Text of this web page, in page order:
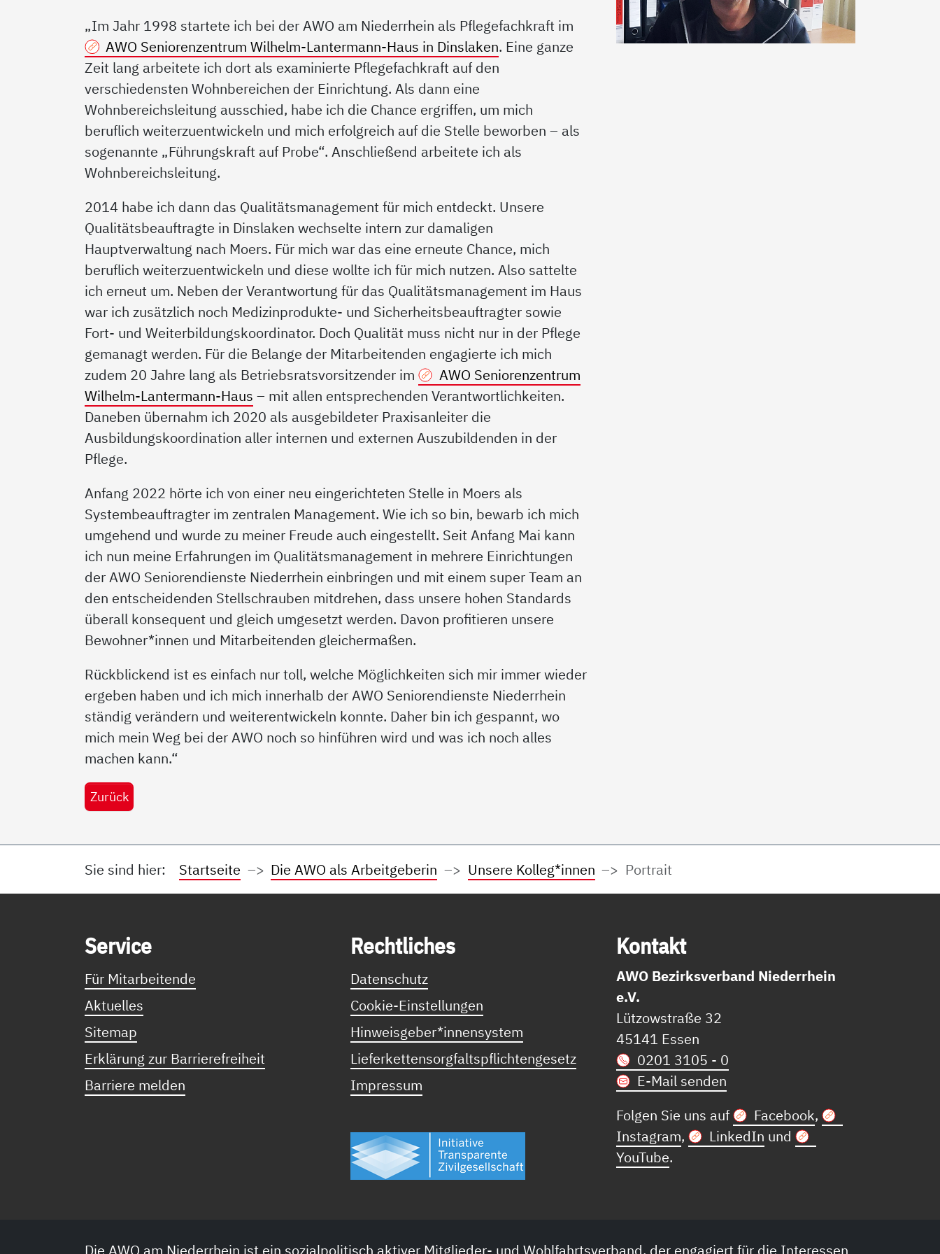
„Im Jahr 1998 startete ich bei der AWO am Niederrhein als Pflegefachkraft im
AWO Seniorenzentrum Wilhelm-Lantermann-Haus in Dinslaken. Eine ganze
Zeit lang arbeitete ich dort als examinierte Pflegefachkraft auf den
verschiedensten Wohnbereichen der Einrichtung. Als dann eine
Wohnbereichsleitung ausschied, habe ich die Chance ergriffen, um mich
beruflich weiterzuentwickeln und mich erfolgreich auf die Stelle beworben – als
sogenannte „Führungskraft auf Probe“. Anschließend arbeitete ich als
Wohnbereichsleitung.
2014 habe ich dann das Qualitätsmanagement für mich entdeckt. Unsere
Qualitätsbeauftragte in Dinslaken wechselte intern zur damaligen
Hauptverwaltung nach Moers. Für mich war das eine erneute Chance, mich
beruflich weiterzuentwickeln und diese wollte ich für mich nutzen. Also sattelte
ich erneut um. Neben der Verantwortung für das Qualitätsmanagement im Haus
war ich zusätzlich noch Medizinprodukte- und Sicherheitsbeauftragter sowie
Fort- und Weiterbildungskoordinator. Doch Qualität muss nicht nur in der Pflege
gemanagt werden. Für die Belange der Mitarbeitenden engagierte ich mich
zudem 20 Jahre lang als Betriebsratsvorsitzender im
AWO Seniorenzentrum
Wilhelm-Lantermann-Haus – mit allen entsprechenden Verantwortlichkeiten.
Daneben übernahm ich 2020 als ausgebildeter Praxisanleiter die
Ausbildungskoordination aller internen und externen Auszubildenden in der
Pflege.
Anfang 2022 hörte ich von einer neu eingerichteten Stelle in Moers als
Systembeauftragter im zentralen Management. Wie ich so bin, bewarb ich mich
umgehend und wurde zu meiner Freude auch eingestellt. Seit Anfang Mai kann
ich nun meine Erfahrungen im Qualitätsmanagement in mehrere Einrichtungen
der AWO Seniorendienste Niederrhein einbringen und mit einem super Team an
den entscheidenden Stellschrauben mitdrehen, dass unsere hohen Standards
überall konsequent und gleich umgesetzt werden. Davon profitieren unsere
Bewohner*innen und Mitarbeitenden gleichermaßen.
Rückblickend ist es einfach nur toll, welche Möglichkeiten sich mir immer wieder
ergeben haben und ich mich innerhalb der AWO Seniorendienste Niederrhein
ständig verändern und weiterentwickeln konnte. Daher bin ich gespannt, wo
mich mein Weg bei der AWO noch so hinführen wird und was ich noch alles
machen kann.“
Zurück
Sie sind hier: Startseite Die AWO als Arbeitgeberin Unsere Kolleg*innen Portrait
Ser­vice
Für Mitarbeitende
Aktuelles
Sitemap
Erklärung zur Barrierefreiheit
Barriere melden
Recht­li­ches
Datenschutz
Cookie-Einstellungen
Hinweisgeber*innensystem
Lieferkettensorgfaltspflichtengesetz
Impressum
Kon­takt
AWO Bezirksverband Niederrhein
e.V.
Lützowstraße 32
45141 Essen
0201 3105 - 0
E-Mail senden
Folgen Sie uns auf
Facebook,
Instagram, LinkedIn und
YouTube.
Die AWO am Niederrhein ist ein sozialpolitisch aktiver Mitglieder- und Wohlfahrtsverband, der engagiert für die Interessen